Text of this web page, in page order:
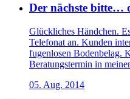
Der nächste bitte…
Glückliches Händchen.
Telefonat an. Kunden
fugenlosen Bodenbelag.
Beratungstermin in
05. Aug. 2014